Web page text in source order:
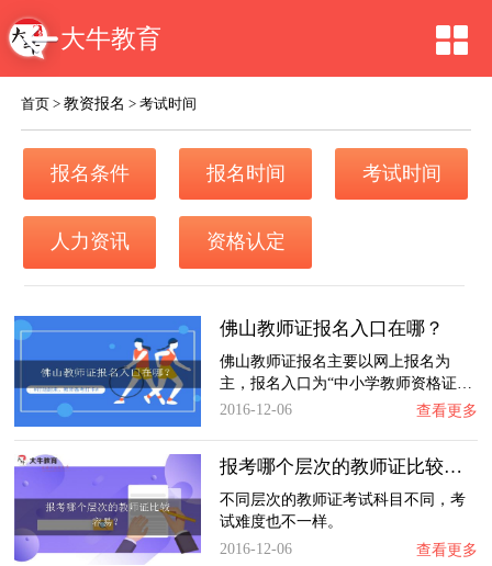
大牛教育
首页 >教资报名 >考试时间
报名条件 报名时间 考试时间
人力资讯 资格认定
佛山教师证报名入口在哪？
佛山教师证报名主要以网上报名为
主，报名入口为“中小学教师资格证…
2016-12-06
查看更多
报考哪个层次的教师证比较容易？
不同层次的教师证考试科目不同，考
试难度也不一样。
2016-12-06
查看更多